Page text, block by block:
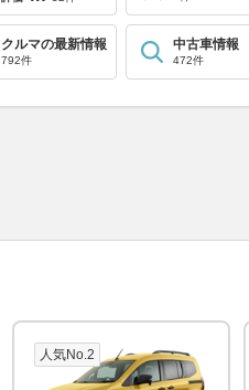
クルマの最新情報
792件
中古車情報
472件
人気No.2